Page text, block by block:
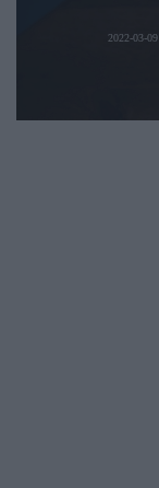
2022-03-09